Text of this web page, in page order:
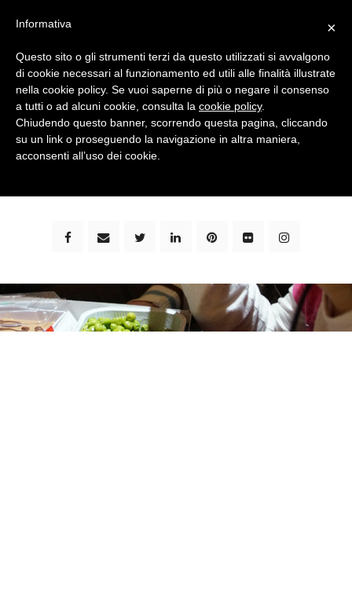
bimbi e viaggi - family travel blog: community #1 in
×
Informativa
Questo sito o gli strumenti terzi da questo utilizzati si avvalgono
di cookie necessari al funzionamento ed utili alle finalità illustrate
nella cookie policy. Se vuoi saperne di più o negare il consenso
a tutti o ad alcuni cookie, consulta la cookie policy.
Chiudendo questo banner, scorrendo questa pagina, cliccando
su un link o proseguendo la navigazione in altra maniera,
acconsenti all’uso dei cookie.